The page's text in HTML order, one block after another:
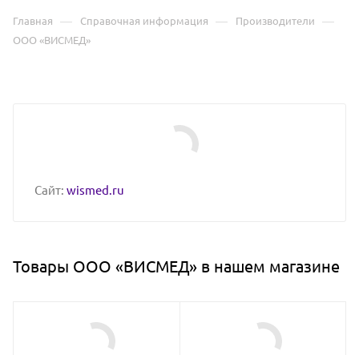
Главная — Справочная информация — Производители —
ООО «ВИСМЕД»
Сайт: wismed.ru
Товары ООО «ВИСМЕД» в нашем магазине